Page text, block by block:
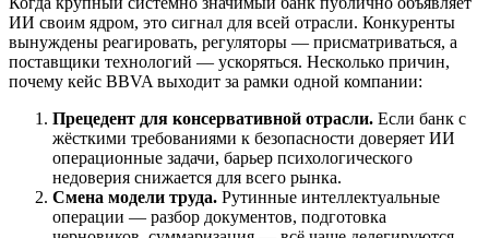
ИИ своим ядром, это сигнал для всей отрасли. Конкуренты
вынуждены реагировать, регуляторы — присматриваться, а
поставщики технологий — ускоряться. Несколько причин,
почему кейс BBVA выходит за рамки одной компании:
Прецедент для консервативной отрасли. Если банк с
жёсткими требованиями к безопасности доверяет ИИ
операционные задачи, барьер психологического
недоверия снижается для всего рынка.
Смена модели труда. Рутинные интеллектуальные
операции — разбор документов, подготовка